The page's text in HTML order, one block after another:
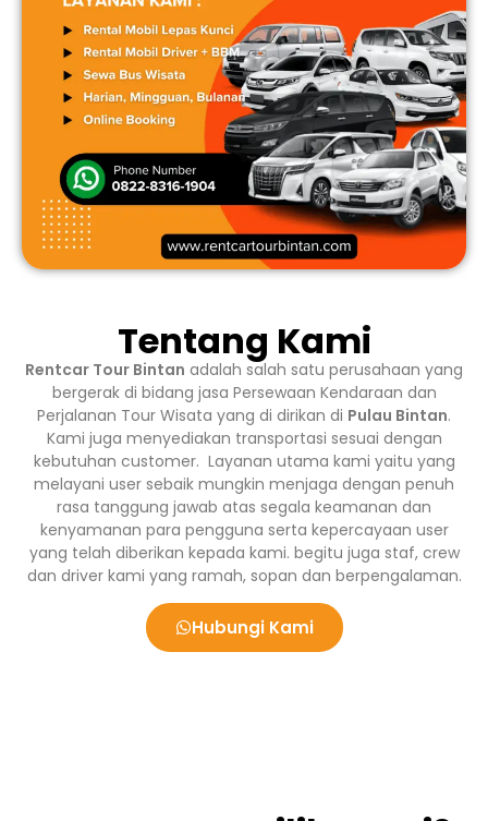
Tentang Kami
Rentcar Tour Bintan adalah salah satu perusahaan yang
bergerak di bidang jasa Persewaan Kendaraan dan
Perjalanan Tour Wisata yang di dirikan di Pulau Bintan.
Kami juga menyediakan transportasi sesuai dengan
kebutuhan customer. Layanan utama kami yaitu yang
melayani user sebaik mungkin menjaga dengan penuh
rasa tanggung jawab atas segala keamanan dan
kenyamanan para pengguna serta kepercayaan user
yang telah diberikan kepada kami. begitu juga staf, crew
dan driver kami yang ramah, sopan dan berpengalaman.
Hubungi Kami